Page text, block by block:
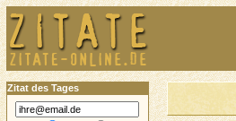
Zitat des Tages